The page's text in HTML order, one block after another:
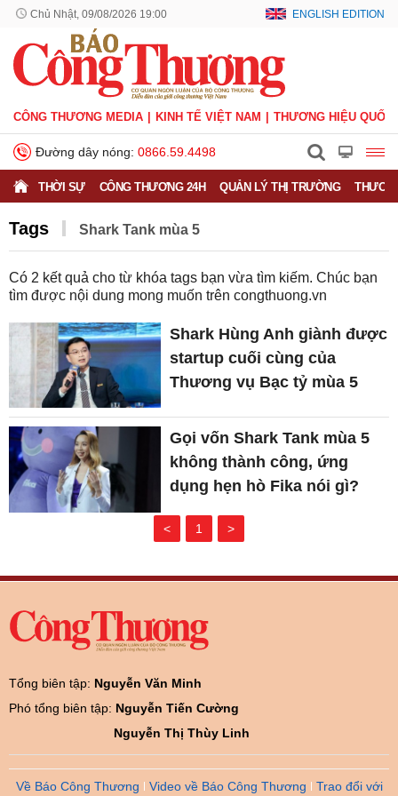
Chủ Nhật, 09/08/2026 19:00 ENGLISH EDITION
CÔNG THƯƠNG MEDIA KINH TẾ VIỆT NAM THƯƠNG HIỆU QUỐC
Đường dây nóng: 0866.59.4498
THỜI SỰ CÔNG THƯƠNG 24H QUẢN LÝ THỊ TRƯỜNG
Tags Shark Tank mùa 5
Có 2 kết quả cho từ khóa tags bạn vừa tìm kiếm. Chúc bạn
tìm được nội dung mong muốn trên congthuong.vn
Shark Hùng Anh giành được
startup cuối cùng của
Thương vụ Bạc tỷ mùa 5
Gọi vốn Shark Tank mùa 5
không thành công, ứng
dụng hẹn hò Fika nói gì?
< 1 >
Tổng biên tập: Nguyễn Văn Minh
Phó tổng biên tập: Nguyễn Tiến Cường
Nguyễn Thị Thùy Linh
Về Báo Công Thương Video về Báo Công Thương
Trao đổi với